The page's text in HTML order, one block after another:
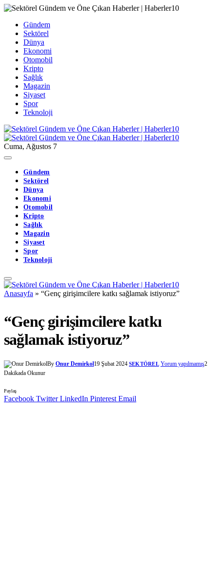
Gündem
Sektörel
Dünya
Ekonomi
Otomobil
Kripto
Sağlık
Magazin
Siyaset
Spor
Teknoloji
Cuma, Ağustos 7
Gündem
Sektörel
Dünya
Ekonomi
Otomobil
Kripto
Sağlık
Magazin
Siyaset
Spor
Teknoloji
Anasayfa » “Genç girişimcilere katkı sağlamak istiyoruz”
“Genç girişimcilere katkı
sağlamak istiyoruz”
By Onur Demirkol19 Şubat 2024 SEKTÖREL Yorum yapılmamış2
Dakikada Okunur
Paylaş
Facebook Twitter LinkedIn Pinterest Email